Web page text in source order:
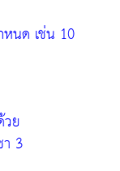
หนด เช่น 10
ย
3